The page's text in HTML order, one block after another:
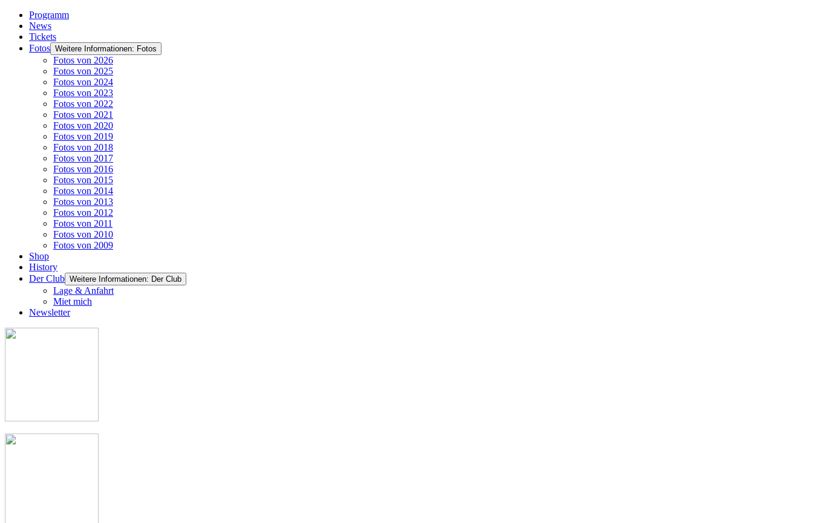
Programm
News
Tickets
Fotos Weitere Informationen: Fotos
Fotos von 2026
Fotos von 2025
Fotos von 2024
Fotos von 2023
Fotos von 2022
Fotos von 2021
Fotos von 2020
Fotos von 2019
Fotos von 2018
Fotos von 2017
Fotos von 2016
Fotos von 2015
Fotos von 2014
Fotos von 2013
Fotos von 2012
Fotos von 2011
Fotos von 2010
Fotos von 2009
Shop
History
Der Club Weitere Informationen: Der Club
Lage & Anfahrt
Miet mich
Newsletter